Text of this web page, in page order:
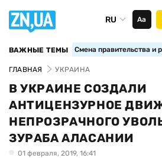
RU Аа
ВАЖНЫЕ ТЕМЫ Смена правительства и
ГЛАВНАЯ УКРАИНА
В УКРАИНЕ СОЗДАЛИ
АНТИЦЕНЗУРНОЕ
НЕПРОЗРАЧНОГО
ЗУРАБА АЛАСАНИИ
01 февраля, 2019, 16:41